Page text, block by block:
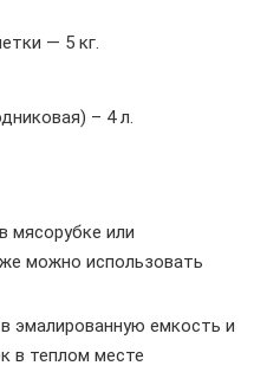
— 5 кг.
– 4 л.
мясорубке или
можно использовать
емкость и
в теплом месте